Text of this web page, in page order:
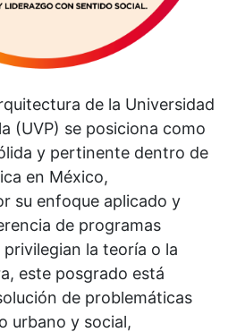
de la Universidad
(UVP) se posiciona como
y pertinente dentro de
en México,
su enfoque aplicado y
de programas
la teoría o la
este posgrado está
de problemáticas
urbano y social,